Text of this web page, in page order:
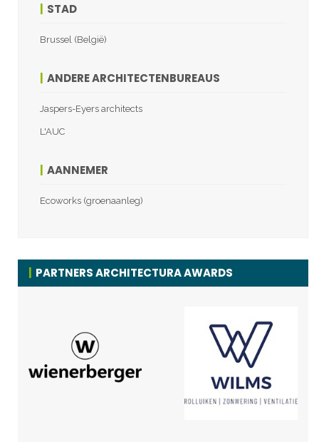
STAD
Brussel (België)
ANDERE ARCHITECTENBUREAUS
Jaspers-Eyers architects
L'AUC
AANNEMER
Ecoworks (groenaanleg)
PARTNERS ARCHITECTURA AWARDS